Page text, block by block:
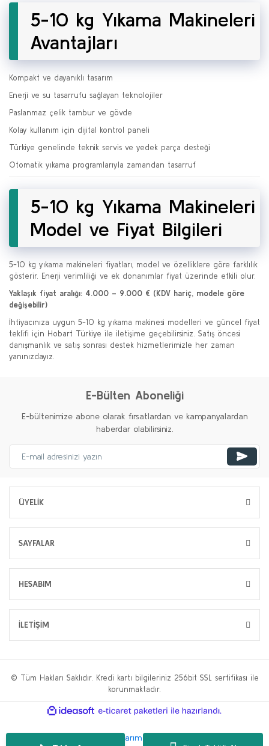
5-10 kg Yıkama Makineleri
Avantajları
Kompakt ve dayanıklı tasarım
Enerji ve su tasarrufu sağlayan teknolojiler
Paslanmaz çelik tambur ve gövde
Kolay kullanım için dijital kontrol paneli
Türkiye genelinde teknik servis ve yedek parça desteği
Otomatik yıkama programlarıyla zamandan tasarruf
5-10 kg Yıkama Makineleri
Model ve Fiyat Bilgileri
5-10 kg yıkama makineleri fiyatları, model ve özelliklere göre farklılık
gösterir. Enerji verimliliği ve ek donanımlar fiyat üzerinde etkili olur.
Yaklaşık fiyat aralığı: 4.000 – 9.000 € (KDV hariç, modele göre
değişebilir)
İhtiyacınıza uygun 5-10 kg yıkama makinesi modelleri ve güncel fiyat
teklifi için Hobart Türkiye ile iletişime geçebilirsiniz. Satış öncesi
danışmanlık ve satış sonrası destek hizmetlerimizle her zaman
yanınızdayız.
E-Bülten Aboneliği
E-bültenimize abone olarak fırsatlardan ve kampanyalardan
haberdar olabilirsiniz.
ÜYELİK
SAYFALAR
HESABIM
İLETİŞİM
© Tüm Hakları Saklıdır. Kredi kartı bilgileriniz 256bit SSL sertifikası ile
korunmaktadır.
ideasoft
e-
paketleri
WP.tc Web Tasarım Ajansı